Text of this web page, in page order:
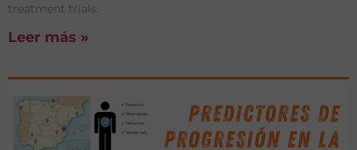
treatment trials.
Leer más »